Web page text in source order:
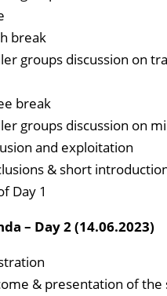
break
groups discussion on
break
groups discussion on
and exploitation
& short
Day 1
– Day 2 (14.06.2023)
& presentation of the